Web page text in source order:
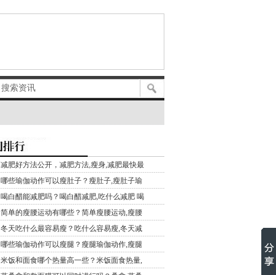
减肥好方法公开，减肥方法,瘦身,减肥最快最
哪些瑜伽动作可以瘦肚子？瘦肚子,瘦肚子瑜
喝白醋能减肥吗？喝白醋减肥,吃什么减肥 喝
简单的瘦腰运动有哪些？简单瘦腰运动,瘦腰
冬天吃什么最容易瘦？吃什么容易瘦,冬天减
哪些瑜伽动作可以瘦腿？瘦腿瑜伽动作,瘦腿
米饭和面食哪个热量高一些？米饭面食热量,